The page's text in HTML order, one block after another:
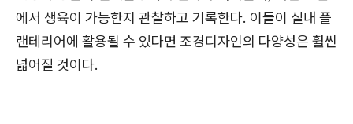
에서 생육이 가능한지 관찰하고 기록한다. 이들이 실내 플
랜테리어에 활용될 수 있다면 조경디자인의 다양성은 훨씬
넓어질 것이다.